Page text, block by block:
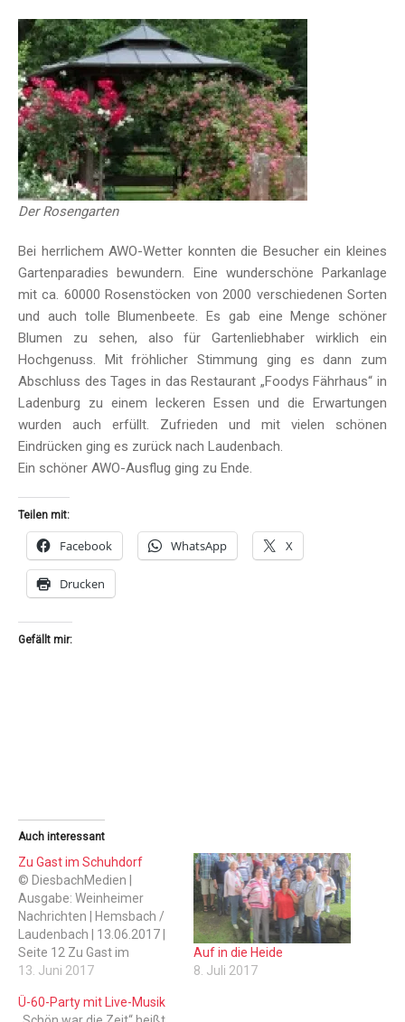
Der Rosengarten
Bei herrlichem AWO-Wetter konnten die Besucher ein kleines
Gartenparadies bewundern. Eine wunderschöne Parkanlage
mit ca. 60000 Rosenstöcken von 2000 verschiedenen Sorten
und auch tolle Blumenbeete. Es gab eine Menge schöner
Blumen zu sehen, also für Gartenliebhaber wirklich ein
Hochgenuss. Mit fröhlicher Stimmung ging es dann zum
Abschluss des Tages in das Restaurant „Foodys Fährhaus“ in
Ladenburg zu einem leckeren Essen und die Erwartungen
wurden auch erfüllt. Zufrieden und mit vielen schönen
Eindrücken ging es zurück nach Laudenbach.
Ein schöner AWO-Ausflug ging zu Ende.
Teilen mit:
Facebook WhatsApp X
Drucken
Gefällt mir:
Auch interessant
Zu Gast im Schuhdorf
© DiesbachMedien |
Ausgabe: Weinheimer
Nachrichten | Hemsbach /
Laudenbach | 13.06.2017 |
Seite 12 Zu Gast im
Schuhdorf LAUDENBACH.
(AWO) war auf
13. Juni 2017
Auf in die Heide
8. Juli 2017
Ü-60-Party mit Live-Musik